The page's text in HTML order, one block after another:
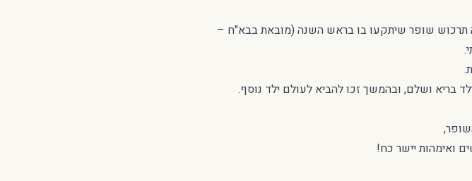
שופר שיתקעו בו בראש השנה (מובאת בבא"ח –
בריא ושלם, ובהמשך זכו להביא לעולם ילד נוסף.
ואימהות יישר כח!